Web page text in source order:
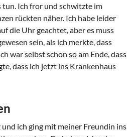
Ich fror und schwitzte im
rückten näher. Ich habe leider
die Uhr geachtet, aber es muss
sein, als ich merkte, dass
war selbst schon so am Ende, dass
dass ich jetzt ins Krankenhaus
ich ging mit meiner Freundin ins